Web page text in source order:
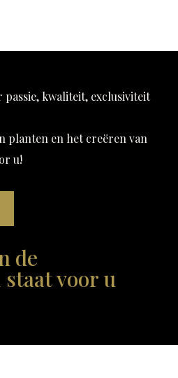
passie, kwaliteit, exclusiviteit
planten en het creëren van
u!
de
staat voor u